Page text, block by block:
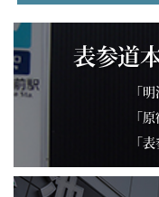
表参道
「
「
「